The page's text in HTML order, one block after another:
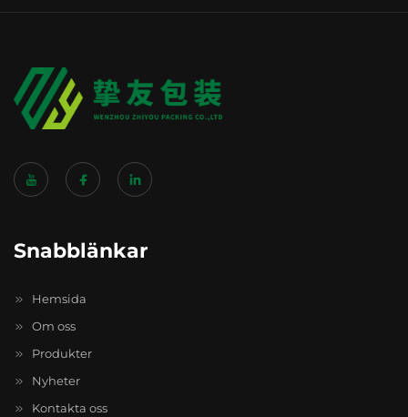
Snabblänkar
Hemsida
Om oss
Produkter
Nyheter
Kontakta oss